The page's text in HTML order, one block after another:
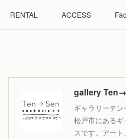
RENTAL ACCESS
gallery
ギャラリーテ
松戸市にあるギ
スです。アー